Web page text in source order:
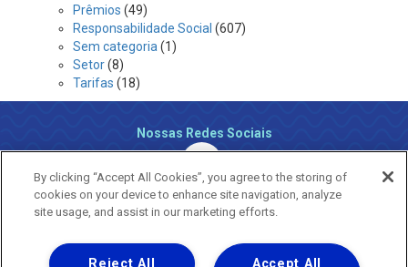
Prêmios (49)
Responsabilidade Social (607)
Sem categoria (1)
Setor(8)
Tarifas (18)
Nossas Redes Sociais
By clicking “Accept All Cookies”, you agree to the storing of
cookies on your device to enhance site navigation, analyze
site usage, and assist in our marketing efforts.
Accept All
Reject All